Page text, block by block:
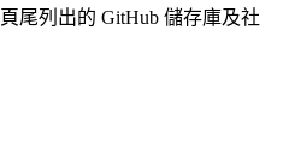
頁尾列出的 GitHub 儲存庫及社